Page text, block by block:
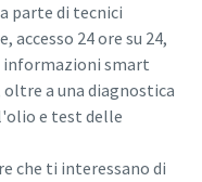
parte di tecnici
24 ore su 24,
informazioni smart
a una diagnostica
e test delle
che ti interessano di